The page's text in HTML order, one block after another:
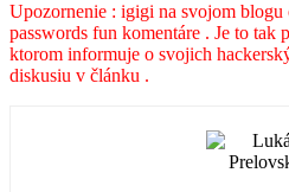
Upozornenie : igigi na svojom
passwords fun komentáre . Je to tak
ktorom informuje o svojich
diskusiu v článku .